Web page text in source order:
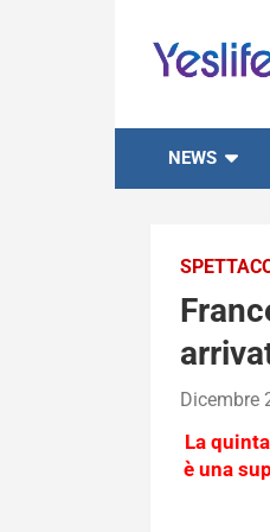
content
NEWS
Dicembre
La
è una